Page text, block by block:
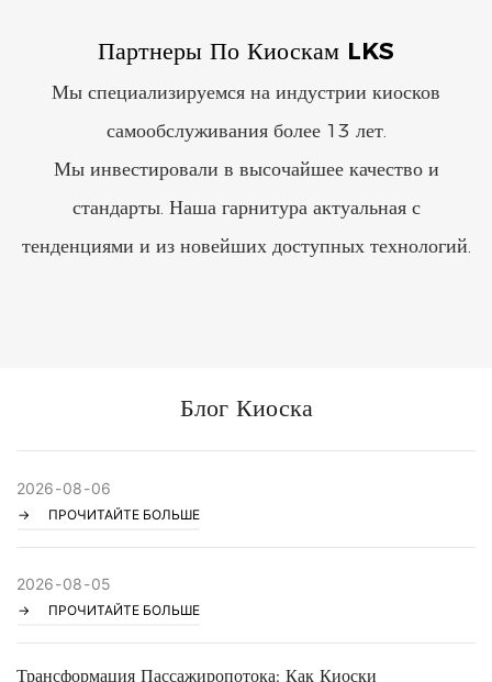
Партнеры По Киоскам LKS
Мы специализируемся на индустрии киосков
самообслуживания более 13 лет.
Мы инвестировали в высочайшее качество и
стандарты. Наша гарнитура актуальная с
тенденциями и из новейших доступных технологий.
Блог Киоска
2026 08 06
ПРОЧИТАЙТЕ БОЛЬШЕ
2026 08 05
ПРОЧИТАЙТЕ БОЛЬШЕ
Трансформация Пассажиропотока: Как Киоски